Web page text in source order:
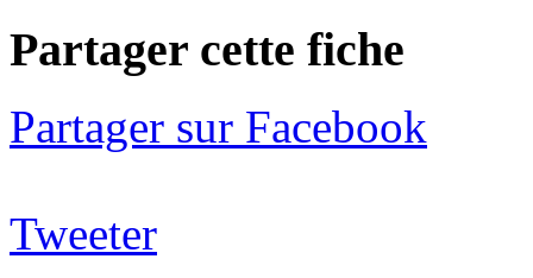
Partager cette fiche
Partager sur Facebook
Tweeter